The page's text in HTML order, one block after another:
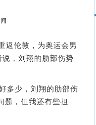
伦敦，为奥运会男
，刘翔的肋部伤势
多少，刘翔的肋部伤
题，但我还有些担